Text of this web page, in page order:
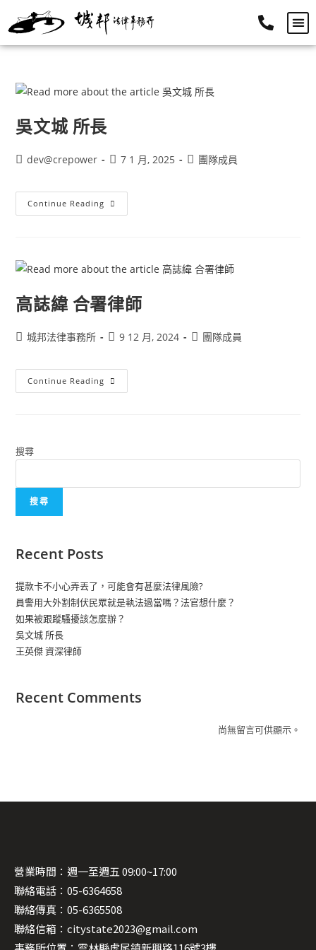
吳文城 所長
dev@crepower 7 1 月, 2025 團隊成員
Continue Reading
高誌緯 合署律師
城邦法律事務所 9 12 月, 2024 團隊成員
Continue Reading
搜尋
搜尋
Recent Posts
提款卡不小心弄丟了，可能會有甚麼法律風險?
員警用大外割制伏民眾就是執法過當嗎？法官想什麼？
如果被跟蹤騷擾該怎麼辦？
吳文城 所長
王英傑 資深律師
Recent Comments
尚無留言可供顯示。
營業時間：週一至週五 09:00~17:00
聯絡電話：05-6364658
聯絡傳真：05-6365508
聯絡信箱：citystate2023@gmail.com